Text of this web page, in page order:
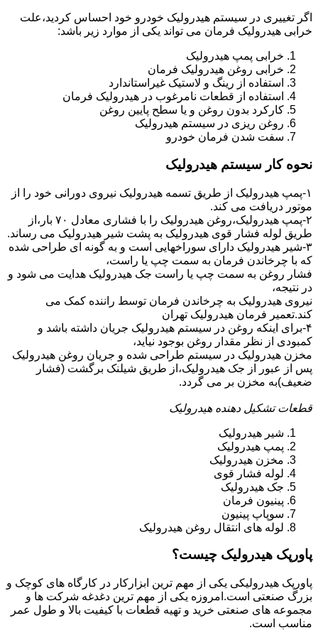
اگر تغییری در سیستم هیدرولیک خودرو خود احساس کردید،علت
خرابی هیدرولیک فرمان می تواند یکی از موارد زیر باشد:
خرابی پمپ هیدرولیک
خرابی روغن هیدرولیک فرمان
استفاده از رینگ و لاستیک غیراستاندارد
استفاده از قطعات نامرغوب در هیدرولیک فرمان
کارکرد بدون روغن و یا سطح پایین روغن
روغن ریزی در سیستم هیدرولیک
سفت شدن فرمان خودرو
نحوه کار سیستم هیدرولیک
۱-پمپ هیدرولیک از طریق تسمه هیدرولیک نیروی دورانی خود را از
موتور دریافت می کند.
۲-پمپ هیدرولیک،روغن هیدرولیک را با فشاری معادل ۷۰ بار،از
طریق لوله فشار قوی هیدرولیک به پشت شیر هیدرولیک می رساند.
۳-شیر هیدرولیک دارای سوراخهایی است و به گونه ای طراحی شده
که با چرخاندن فرمان به سمت چپ یا راست،
فشار روغن به سمت چپ یا راست جک هیدرولیک هدایت می شود و
در نتیجه،
نیروی هیدرولیک به چرخاندن فرمان توسط راننده کمک می
کند.تعمیر فرمان هیدرولیک تهران
۴-برای اینکه روغن در سیستم هیدرولیک جریان داشته باشد و
کمبودی از نظر مقدار روغن بوجود نیاید،
مخزن هیدرولیک در سیستم طراحی شده و جریان روغن هیدرولیک
پس از عبور از جک هیدرولیک،از طریق شیلنک برگشت (فشار
ضعیف)به مخزن بر می گردد.
قطعات تشکیل دهنده هیدرولیک
شیر هیدرولیک
پمپ هیدرولیک
مخزن هیدرولیک
لوله فشار قوی
جک هیدرولیک
پینیون فرمان
سوپاپ پینیون
لوله های انتقال روغن هیدرولیک
پاورپک هیدرولیک چیست؟
پاورپک هیدرولیکی یکی از مهم ترین ابزارکار در کارگاه های کوچک و
بزرگ صنعتی است.امروزه یکی از مهم ترین دغدغه شرکت ها و
مجموعه های صنعتی خرید و تهیه قطعات با کیفیت بالا و طول عمر
مناسب است.